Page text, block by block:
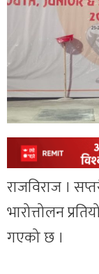
राजविराज ।
भारोत्तोलन
गएको छ ।